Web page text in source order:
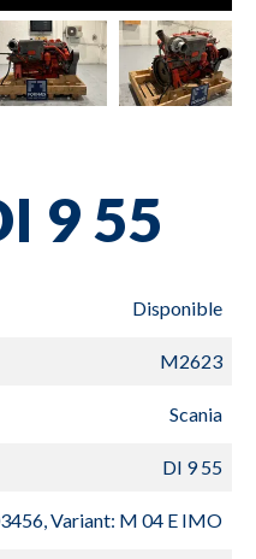
9 55
Disponible
M2623
Scania
DI 9 55
Variant: M 04 E IMO